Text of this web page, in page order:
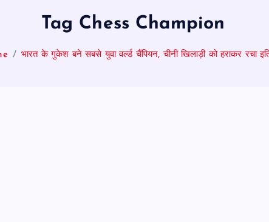
Tag Chess Champion
भारत के गुकेश बने सबसे युवा वर्ल्ड चैंपियन, चीनी खिलाड़ी को हराकर रचा